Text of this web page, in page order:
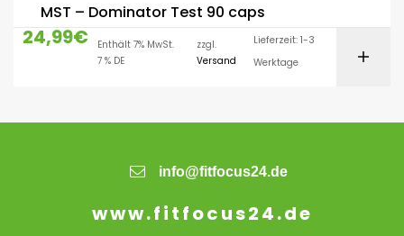
MST – Dominator Test 90 caps
24,99€
Enthält 7% MwSt.
7 % DE
zzgl.
Versand
Lieferzeit: 1-3
Werktage
info@fitfocus24.de
www.fitfocus24.de